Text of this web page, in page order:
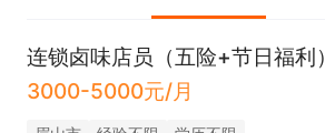
连锁卤味店员（五险+节日福利）
3000-5000元/月